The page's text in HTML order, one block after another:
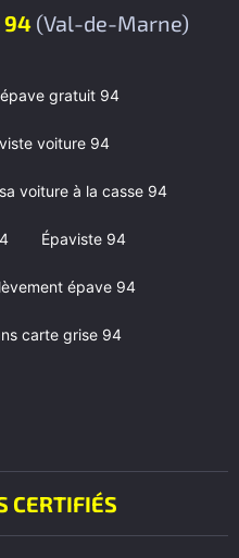
94 (Val-de-Marne)
gratuit 94
voiture 94
voiture à la casse 94
Épaviste 94
épave 94
carte grise 94
CERTIFIÉS